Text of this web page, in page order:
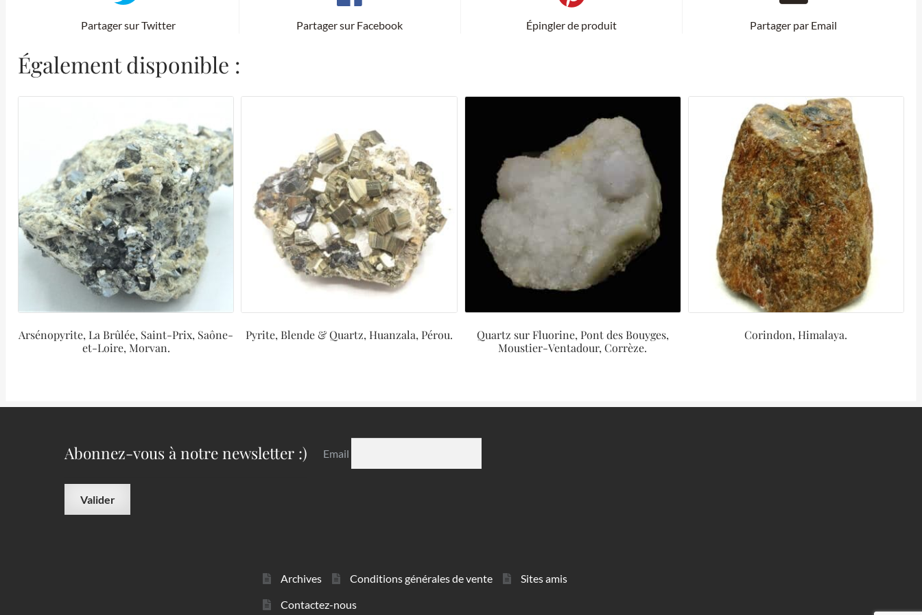
Partager sur Twitter Partager sur Facebook Épingler de produit Partager par Email
Également disponible :
Arsénopyrite, La Brûlée, Saint-Prix, Saône-
et-Loire, Morvan.
Pyrite, Blende & Quartz, Huanzala, Pérou.
Quartz sur Fluorine, Pont des Bouyges,
Moustier-Ventadour, Corrèze.
Corindon, Himalaya.
Abonnez-vous à notre newsletter :) Email
Archives Conditions générales de vente
Sites amis
Contactez-nous